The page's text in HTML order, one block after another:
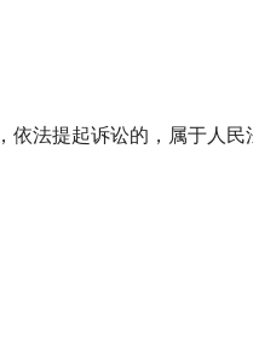
法提起诉讼的，属于人民